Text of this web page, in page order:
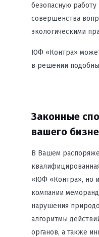
безопасную
совершенства
экологическими
ЮФ «Контра»
в решении
Законные
вашего
В Вашем
«ЮФ «Контра», но
компании
нарушения
алгоритмы
органов, а также